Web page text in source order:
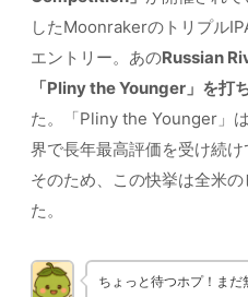
したMoonrakerのトリプル
エントリー。あのRussian
「Pliny the Younger」を打
た。「Pliny the Younger」
界で長年最高評価を受け続け
そのため、この快挙は全米
た。
ちょっと待つホプ！ま